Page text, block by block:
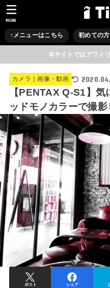
↑メニューはこちら 初めての方
MENU
本サイトではアフィ
カメラ｜画像・動画
【PENTAX Q-S1】
ッドモノカラーで撮影
ポスト シェア